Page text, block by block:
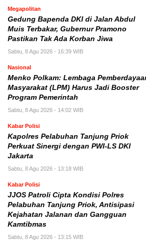
Megapolitan
Gedung Bapenda DKI di Jalan Abdul
Muis Terbakar, Gubernur Pramono
Pastikan Tak Ada Korban Jiwa
Sabtu, 8 Agu 2026 - 16:39 WIB
Nasional
Menko Polkam: Lembaga
Masyarakat (LPM) Harus Jadi Booster
Program Pemerintah
Sabtu, 8 Agu 2026 - 14:02 WIB
Kabar Polisi
Kapolres Pelabuhan Tanjung Priok
Perkuat Sinergi dengan PWI-LS DKI
Jakarta
Sabtu, 8 Agu 2026 - 13:18 WIB
Kabar Polisi
JJOS Patroli Cipta Kondisi Polres
Pelabuhan Tanjung Priok, Antisipasi
Kejahatan Jalanan dan Gangguan
Kamtibmas
Sabtu, 8 Agu 2026 - 13:15 WIB